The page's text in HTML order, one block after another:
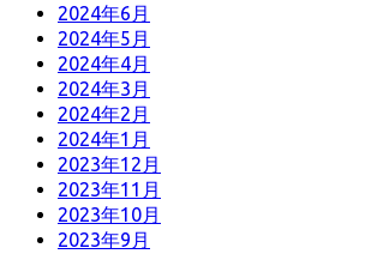
2024年6月
2024年5月
2024年4月
2024年3月
2024年2月
2024年1月
2023年12月
2023年11月
2023年10月
2023年9月